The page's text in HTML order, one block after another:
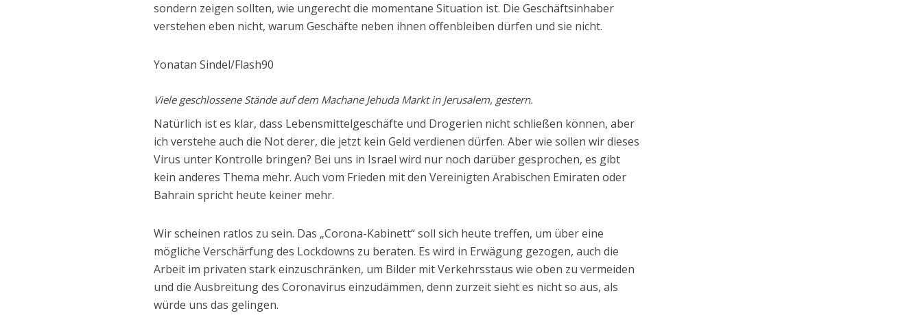
sondern zeigen sollten, wie ungerecht die momentane Situation ist. Die Geschäftsinhaber
verstehen eben nicht, warum Geschäfte neben ihnen offenbleiben dürfen und sie nicht.
Yonatan Sindel/Flash90
Viele geschlossene Stände auf dem Machane Jehuda Markt in Jerusalem, gestern.
Natürlich ist es klar, dass Lebensmittelgeschäfte und Drogerien nicht schließen können, aber
ich verstehe auch die Not derer, die jetzt kein Geld verdienen dürfen. Aber wie sollen wir dieses
Virus unter Kontrolle bringen? Bei uns in Israel wird nur noch darüber gesprochen, es gibt
kein anderes Thema mehr. Auch vom Frieden mit den Vereinigten Arabischen Emiraten oder
Bahrain spricht heute keiner mehr.
Wir scheinen ratlos zu sein. Das „Corona-Kabinett“ soll sich heute treffen, um über eine
mögliche Verschärfung des Lockdowns zu beraten. Es wird in Erwägung gezogen, auch die
Arbeit im privaten stark einzuschränken, um Bilder mit Verkehrsstaus wie oben zu vermeiden
und die Ausbreitung des Coronavirus einzudämmen, denn zurzeit sieht es nicht so aus, als
würde uns das gelingen.